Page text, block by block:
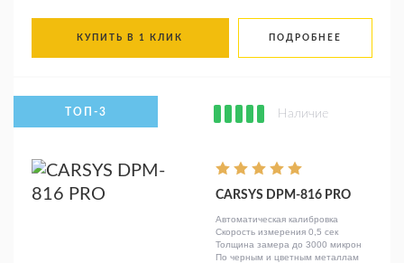
КУПИТЬ В 1 КЛИК ПОДРОБНЕЕ
Наличие
CARSYS DPM-816 PRO
Автоматическая калибровка
Скорость измерения 0,5 сек
Толщина замера до 3000 микрон
По черным и цветным металлам